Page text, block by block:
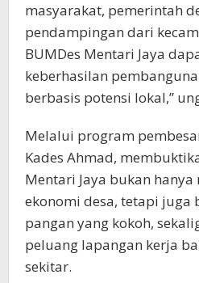
masyarakat, pemerintah
pendampingan dari
BUMDes Mentari Jaya
keberhasilan
berbasis potensi lokal,”
Melalui program
Kades Ahmad,
Mentari Jaya bukan
ekonomi desa, tetapi juga
pangan yang kokoh,
peluang lapangan kerja
sekitar.